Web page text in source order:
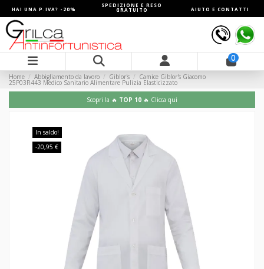
HAI UNA P.IVA? -20%
SPEDIZIONE E RESO
GRATUITO AIUTO E CONTATTI
0
Home Abbigliamento da lavoro Giblor's Camice Giblor's Giacomo
25P03R443 Medico Sanitario Alimentare Pulizia Elasticizzato
Scopri la 🔥 TOP 10 🔥 Clicca qui
In saldo!
-20,95 €